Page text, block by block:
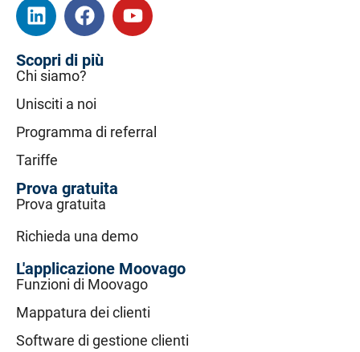
Scopri di più
Chi siamo?
Unisciti a noi
Programma di referral
Tariffe
Prova gratuita
Prova gratuita
Richieda una demo
L'applicazione Moovago
Funzioni di Moovago
Mappatura dei clienti
Software di gestione clienti